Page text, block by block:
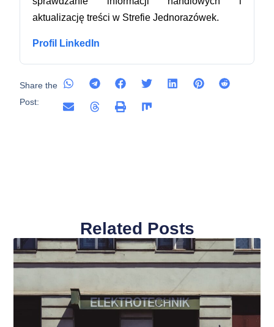
aktualizację treści w Strefie Jednorazówek.
Profil LinkedIn
Share the
Post:
Related Posts